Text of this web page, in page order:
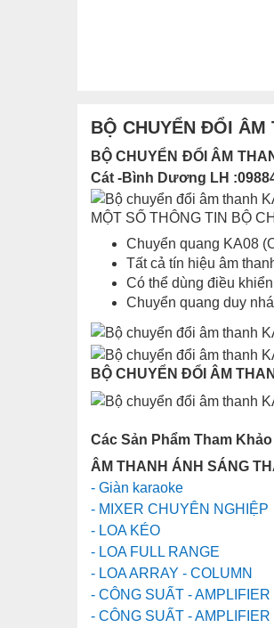
BỘ CHUYỂN ĐỔI ÂM
BỘ CHUYỂN ĐỔI ÂM
Cát -Bình Dương LH
MỘT SỐ THÔNG TIN BỘ
Chuyển quang KA08
Tất cả tín hiệu âm
Có thể dùng điều
Chuyển quang duy
BỘ CHUYỂN ĐỔI ÂM
Các Sản Phẩm Tham Khảo
ÂM THANH ÁNH SÁNG
- Giàn karaoke
- MIXER CHUYÊN NGHIỆP
- LOA KÉO
- LOA FULL RANGE
- LOA ARRAY - COLUMN
- CÔNG SUẤT - AMPLIFIER
- CÔNG SUẤT -